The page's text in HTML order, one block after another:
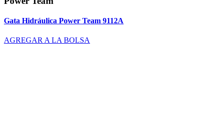
Gata Hidráulica Power Team 9112A
AGREGAR A LA BOLSA